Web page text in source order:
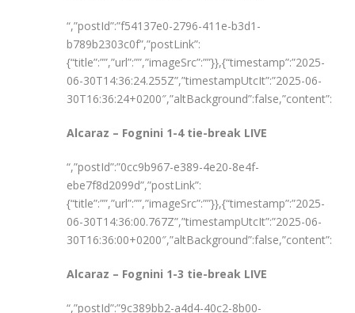
“,”postId”:”f54137e0-2796-411e-b3d1-
b789b2303c0f”,”postLink”:
{“title”:””,”url”:””,”imageSrc”:””}},{“timestamp”:”2025-
06-30T14:36:24.255Z”,”timestampUtcIt”:”2025-06-
30T16:36:24+0200″,”altBackground”:false,”content”:”
Alcaraz – Fognini 1-4 tie-break LIVE
“,”postId”:”0cc9b967-e389-4e20-8e4f-
ebe7f8d2099d”,”postLink”:
{“title”:””,”url”:””,”imageSrc”:””}},{“timestamp”:”2025-
06-30T14:36:00.767Z”,”timestampUtcIt”:”2025-06-
30T16:36:00+0200″,”altBackground”:false,”content”:”
Alcaraz – Fognini 1-3 tie-break LIVE
“,”postId”:”9c389bb2-a4d4-40c2-8b00-